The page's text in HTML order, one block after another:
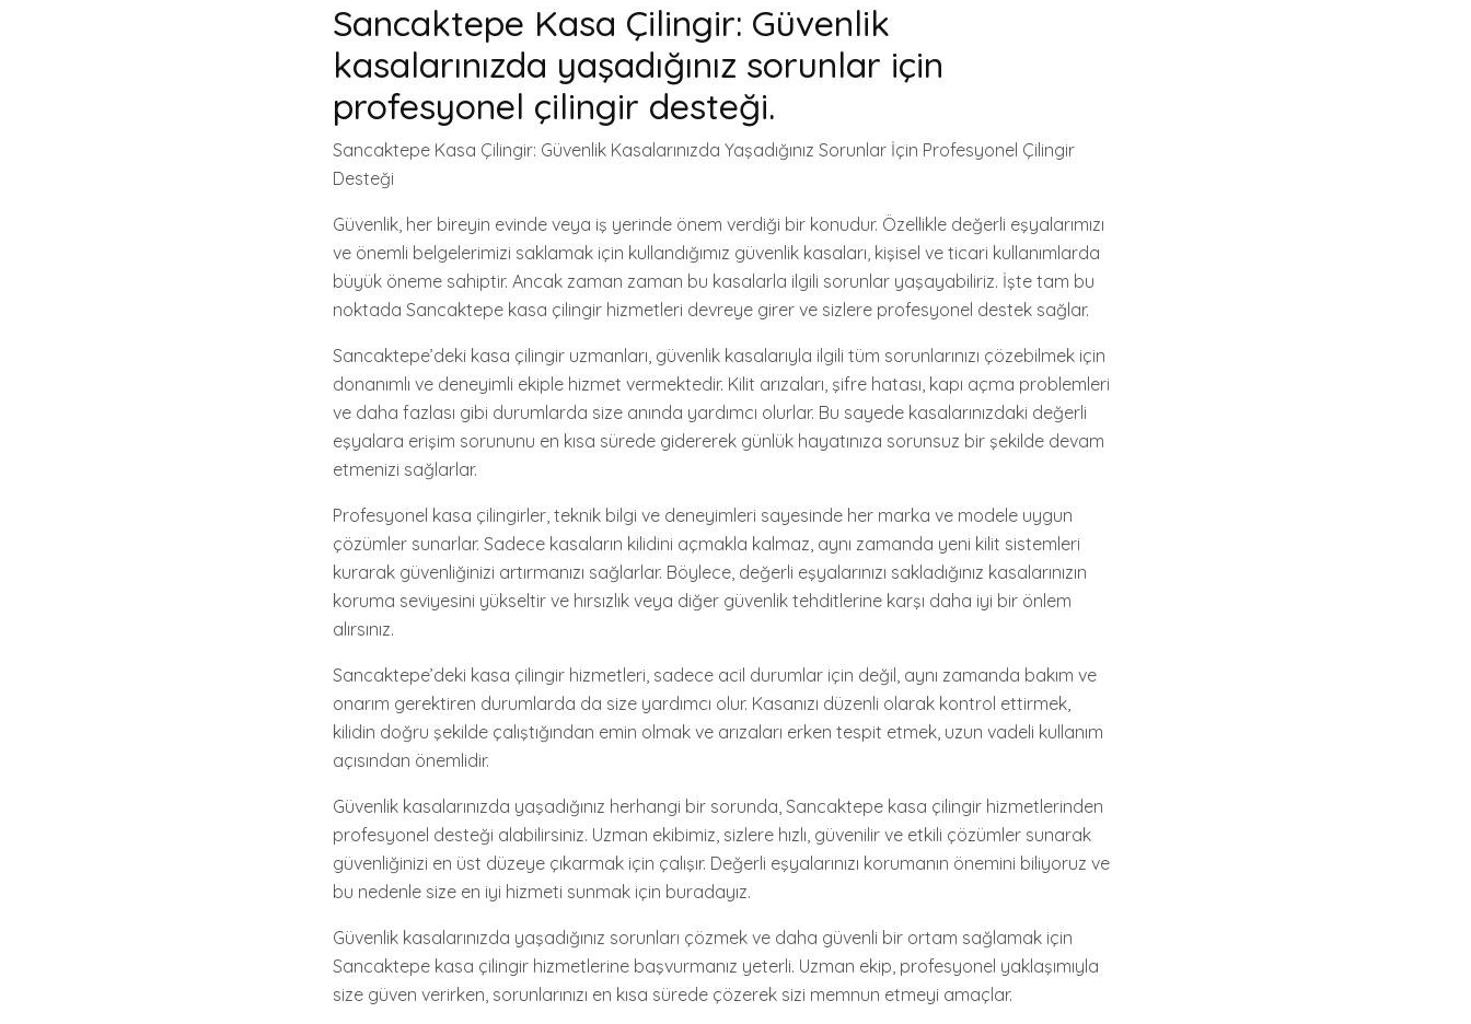
Sancaktepe Kasa Çilingir: Güvenlik
kasalarınızda yaşadığınız sorunlar için
profesyonel çilingir desteği.
Sancaktepe Kasa Çilingir: Güvenlik Kasalarınızda Yaşadığınız Sorunlar İçin Profesyonel Çilingir
Desteği
Güvenlik, her bireyin evinde veya iş yerinde önem verdiği bir konudur. Özellikle değerli eşyalarımızı
ve önemli belgelerimizi saklamak için kullandığımız güvenlik kasaları, kişisel ve ticari kullanımlarda
büyük öneme sahiptir. Ancak zaman zaman bu kasalarla ilgili sorunlar yaşayabiliriz. İşte tam bu
noktada Sancaktepe kasa çilingir hizmetleri devreye girer ve sizlere profesyonel destek sağlar.
Sancaktepe’deki kasa çilingir uzmanları, güvenlik kasalarıyla ilgili tüm sorunlarınızı çözebilmek için
donanımlı ve deneyimli ekiple hizmet vermektedir. Kilit arızaları, şifre hatası, kapı açma problemleri
ve daha fazlası gibi durumlarda size anında yardımcı olurlar. Bu sayede kasalarınızdaki değerli
eşyalara erişim sorununu en kısa sürede gidererek günlük hayatınıza sorunsuz bir şekilde devam
etmenizi sağlarlar.
Profesyonel kasa çilingirler, teknik bilgi ve deneyimleri sayesinde her marka ve modele uygun
çözümler sunarlar. Sadece kasaların kilidini açmakla kalmaz, aynı zamanda yeni kilit sistemleri
kurarak güvenliğinizi artırmanızı sağlarlar. Böylece, değerli eşyalarınızı sakladığınız kasalarınızın
koruma seviyesini yükseltir ve hırsızlık veya diğer güvenlik tehditlerine karşı daha iyi bir önlem
alırsınız.
Sancaktepe’deki kasa çilingir hizmetleri, sadece acil durumlar için değil, aynı zamanda bakım ve
onarım gerektiren durumlarda da size yardımcı olur. Kasanızı düzenli olarak kontrol ettirmek,
kilidin doğru şekilde çalıştığından emin olmak ve arızaları erken tespit etmek, uzun vadeli kullanım
açısından önemlidir.
Güvenlik kasalarınızda yaşadığınız herhangi bir sorunda, Sancaktepe kasa çilingir hizmetlerinden
profesyonel desteği alabilirsiniz. Uzman ekibimiz, sizlere hızlı, güvenilir ve etkili çözümler sunarak
güvenliğinizi en üst düzeye çıkarmak için çalışır. Değerli eşyalarınızı korumanın önemini biliyoruz ve
bu nedenle size en iyi hizmeti sunmak için buradayız.
Güvenlik kasalarınızda yaşadığınız sorunları çözmek ve daha güvenli bir ortam sağlamak için
Sancaktepe kasa çilingir hizmetlerine başvurmanız yeterli. Uzman ekip, profesyonel yaklaşımıyla
size güven verirken, sorunlarınızı en kısa sürede çözerek sizi memnun etmeyi amaçlar.